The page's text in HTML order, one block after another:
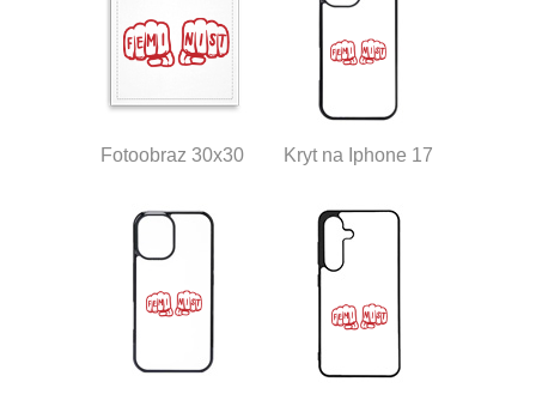
Fotoobraz 30x30 Kryt na Iphone 17